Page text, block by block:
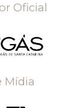
Oficial
Mídia